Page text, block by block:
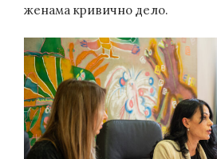
женама кривично дело.